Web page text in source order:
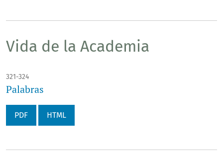
Vida de la Academia
321-324
Palabras
PDF HTML